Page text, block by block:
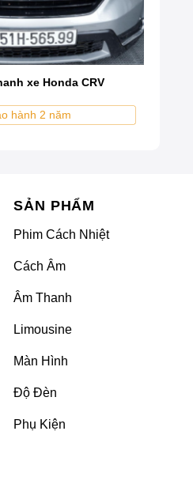
với tính năng và hiệu
xe Honda CRV
hành 2 năm
SẢN PHẨM
Phim Cách Nhiệt
Cách Âm
Âm Thanh
Limousine
Màn Hình
Độ Đèn
Phụ Kiện